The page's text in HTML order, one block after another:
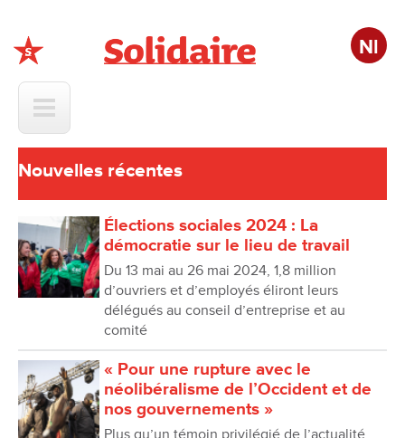
Nl
Solidaire
Nouvelles récentes
Élections sociales 2024 : La
démocratie sur le lieu de travail
Du 13 mai au 26 mai 2024, 1,8 million
d’ouvriers et d’employés éliront leurs
délégués au conseil d’entreprise et au
comité
« Pour une rupture avec le
néolibéralisme de l’Occident et de
nos gouvernements »
Plus qu’un témoin privilégié de l’actualité